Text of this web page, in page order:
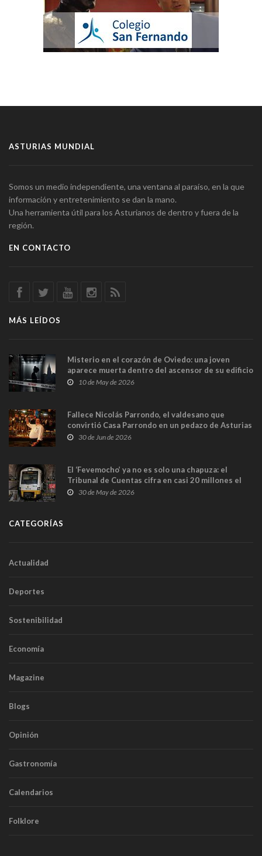
ASTURIAS MUNDIAL
Somos un medio independiente, una ventana al paraíso, en la que
información y entretenimiento se dan la mano.
Una herramienta útil para los Asturianos de dentro y fuera de la
región.
EN CONTACTO
MÁS LEÍDOS
Misterio en el corazón de Oviedo: una joven
aparece muerta dentro del ascensor de su edificio
y las cámaras captan sus últimos minutos
10 de May de 2026
Fallece Nicolás Parrondo, el valdesano que
convirtió Casa Parrondo en un pedazo de Asturias
en Madrid
30 de Jun de 2026
El ‘Fevemocho’ ya no es solo una chapuza: el
Tribunal de Cuentas cifra en casi 20 millones el
sobrecoste de los trenes que no cabían por los
30 de May de 2026
CATEGORÍAS
Actualidad
Deportes
Sostenibilidad
Economía
Magazine
Blogs
Opinión
Gastronomía
Calendarios
Folklore